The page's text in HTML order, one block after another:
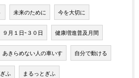
未来のために 今を大切に
９月１日~３０日 健康増進普及月間
あきらめない人の車いす 自分で動ける
ぎふ まるっとぎふ